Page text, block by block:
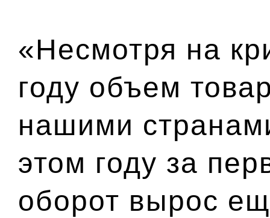
«Несмотря на
году объем
нашими
этом году за
оборот вырос